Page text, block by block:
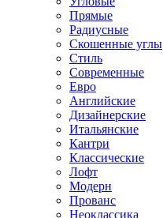
Прямые
Радиусные
Скошенные углы
Стиль
Современные
Евро
Английские
Дизайнерские
Итальянские
Кантри
Классические
Лофт
Модерн
Прованс
Неоклассика